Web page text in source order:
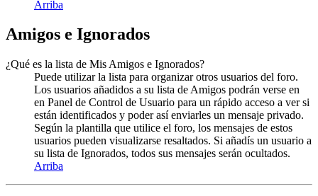
Arriba
Amigos e Ignorados
¿Qué es la lista de Mis Amigos e Ignorados?
Puede utilizar la lista para organizar otros usuarios del foro.
Los usuarios añadidos a su lista de Amigos podrán verse en
en Panel de Control de Usuario para un rápido acceso a ver si
están identificados y poder así enviarles un mensaje privado.
Según la plantilla que utilice el foro, los mensajes de estos
usuarios pueden visualizarse resaltados. Si añadís un usuario a
su lista de Ignorados, todos sus mensajes serán ocultados.
Arriba